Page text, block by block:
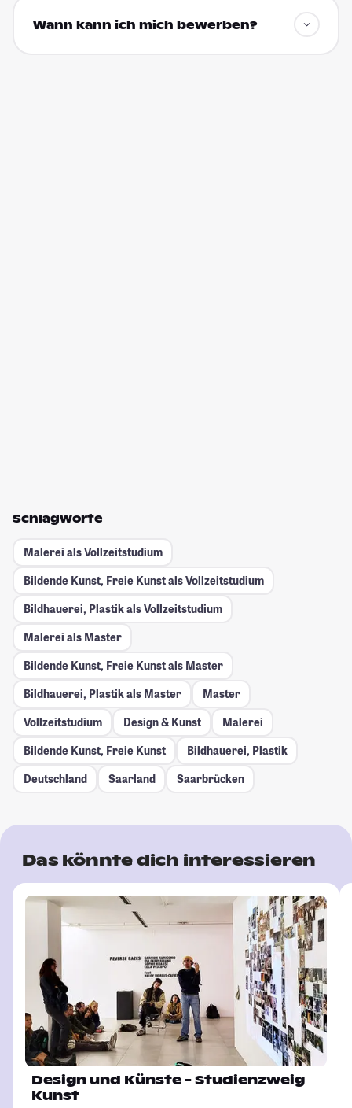
Wann kann ich mich bewerben?
Schlagworte
Malerei als Vollzeitstudium
Bildende Kunst, Freie Kunst als Vollzeitstudium
Bildhauerei, Plastik als Vollzeitstudium
Malerei als Master
Bildende Kunst, Freie Kunst als Master
Bildhauerei, Plastik als Master
Master
Vollzeitstudium
Design & Kunst
Malerei
Bildende Kunst, Freie Kunst
Bildhauerei, Plastik
Deutschland
Saarland Saarbrücken
Das könnte dich interessieren
Design und Künste - Studienzweig
Kunst